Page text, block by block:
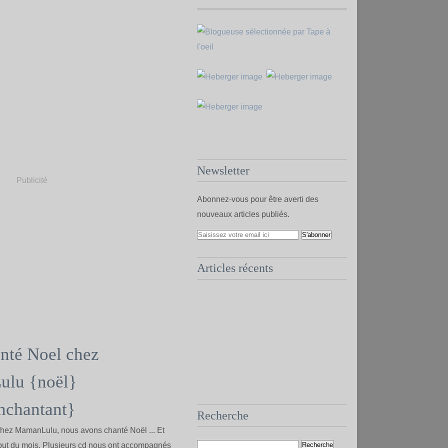
Publicité
Noel chez
{noël}
MamanLulu, nous avons chanté Noël ... Et
du mois. Plusieurs cd nous ont accompagnés
Newsletter
Abonnez-vous pour être averti des
nouveaux articles publiés.
Articles récents
Recherche